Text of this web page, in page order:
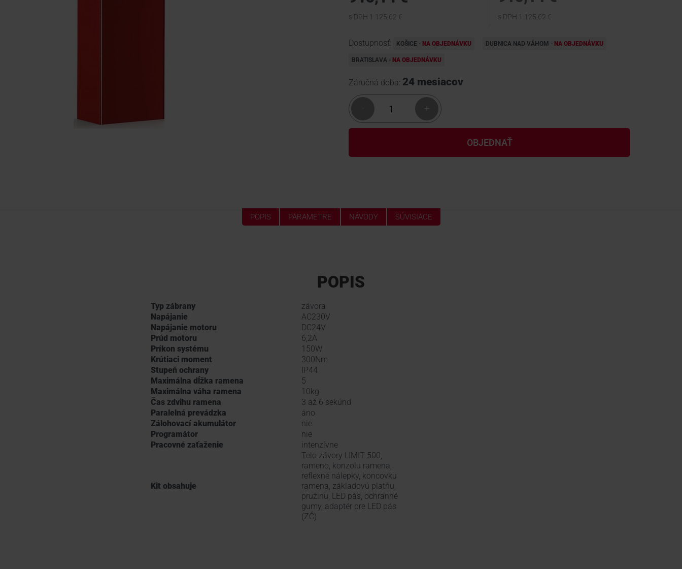
s DPH 1 125,62 € s DPH 1 125,62 €
Dostupnosť: KOŠICE - NA OBJEDNÁVKU DUBNICA NAD VÁHOM - NA OBJEDNÁVKU
BRATISLAVA - NA OBJEDNÁVKU
Záručná doba: 24 mesiacov
- +
OBJEDNAŤ
POPIS PARAMETRE NÁVODY SÚVISIACE
POPIS
Typ zábrany
závora
Napájanie
AC230V
Napájanie motoru
DC24V
Prúd motoru
6,2A
Príkon systému
150W
Krútiaci moment
300Nm
Stupeň ochrany
IP44
Maximálna dĺžka ramena
5
Maximálna váha ramena
10kg
Čas zdvihu ramena
3 až 6 sekúnd
Paralelná prevádzka
áno
Zálohovací akumulátor
nie
Programátor
nie
Pracovné zaťaženie
intenzívne
Kit obsahuje
Telo závory LIMIT 500,
rameno, konzolu ramena,
reflexné nálepky, koncovku
ramena, základovú platňu,
pružinu, LED pás, ochranné
gumy, adaptér pre LED pás
(ZČ)